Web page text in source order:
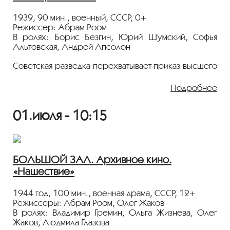
«ПЕРСОНА. Абрам Роом».
1939, 90 мин., военный, СССР, 0+
Режиссер: Абрам Роом
В ролях: Борис Безгин, Юрий Шумский, Софья
Альтовская, Андрей Апсолон
Советская разведка перехватывает приказ высшего
советской границы. На бомбежку немецких
аэродромов вылетают тысячи наших самолетов,
удается подбить два наших самолета. Летчики
на парашютах спускаются на территорию врага и,
используя немецкую радиостанцию, вызывают
эскадрильи советских бомбардировщиков
на бомбежку подземных ангаров. Героическая
военная драма, снятая еще до начала Великой
Показ пройдёт с плёнки 35 мм из коллекции
Госфильмофонда России.
Подробнее
01.июля - 10:15
БОЛЬШОЙ ЗАЛ. Архивное кино.
«Нашествие»
1944 год, 100 мин., военная драма, СССР, 12+
Режиссеры: Абрам Роом, Олег Жаков
В ролях: Владимир Гремин, Ольга Жизнева, Олег
Жаков, Людмила Глазова